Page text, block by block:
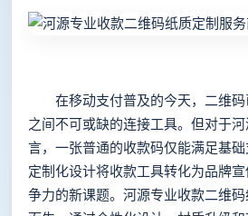
在移动支付普及的今天，二维码
之间不可或缺的连接工具。但对于
言，一张普通的收款码仅能满足基
定制化设计将收款工具转化为品牌
争力的新课题。河源专业收款二维